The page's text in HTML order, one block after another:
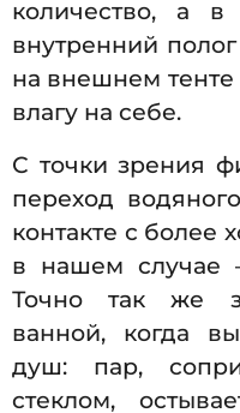
количество, а в
внутренний
на внешнем тенте
влагу на себе.
С точки зрения
переход
контакте с более
в нашем случае
Точно так же
ванной, когда
душ: пар,
стеклом,